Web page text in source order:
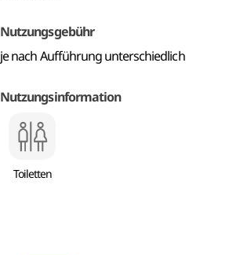
Nutzungsgebühr
je nach Aufführung unterschiedlich
Nutzungsinformation
Toiletten